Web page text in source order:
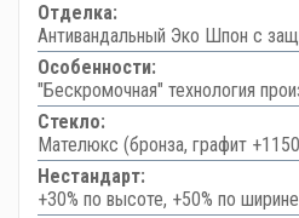
Отделка:
Антивандальный Эко Шпон с
Особенности:
"Бескромочная" технология
Стекло:
Мателюкс (бронза, графит
Нестандарт:
+30% по высоте, +50% по